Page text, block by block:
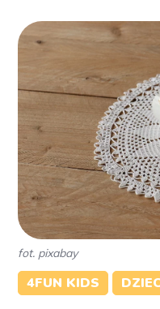
fot. pixabay
4FUN KIDS